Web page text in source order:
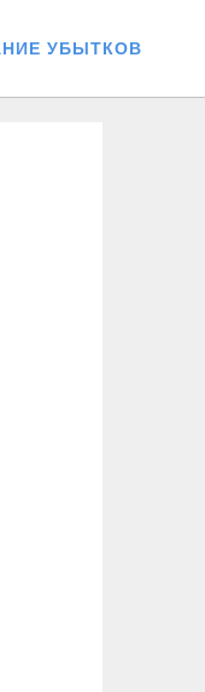
УБЫТКОВ